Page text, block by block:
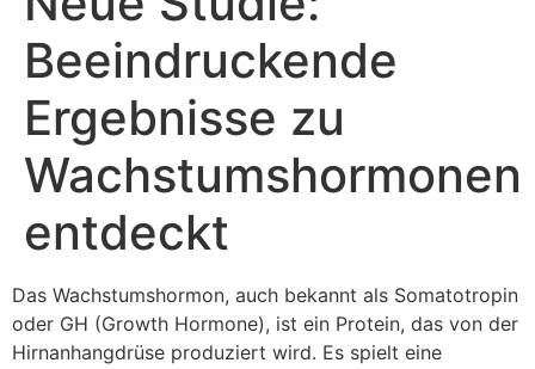
Beeindruckende
Ergebnisse zu
Wachstumshormonen
entdeckt
Das Wachstumshormon, auch bekannt als Somatotropin
oder GH (Growth Hormone), ist ein Protein, das von der
Hirnanhangdrüse produziert wird. Es spielt eine